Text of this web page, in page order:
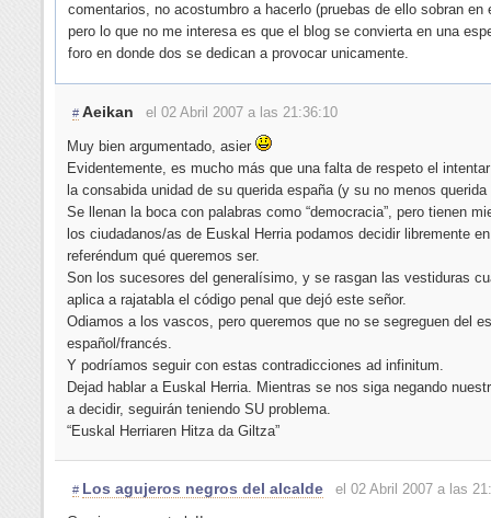
comentarios, no acostumbro a hacerlo (pruebas de ello sobran en
pero lo que no me interesa es que el blog se convierta en una
foro en donde dos se dedican a provocar unicamente.
# Aeikan el 02 Abril 2007 a las 21:36:10
Muy bien argumentado, asier
Evidentemente, es mucho más que una falta de respeto el
la consabida unidad de su querida españa (y su no menos querida
Se llenan la boca con palabras como “democracia”, pero tienen
los ciudadanos/as de Euskal Herria podamos decidir libremente
referéndum qué queremos ser.
Son los sucesores del generalísimo, y se rasgan las vestiduras
aplica a rajatabla el código penal que dejó este señor.
Odiamos a los vascos, pero queremos que no se segreguen del
español/francés.
Y podríamos seguir con estas contradicciones ad infinitum.
Dejad hablar a Euskal Herria. Mientras se nos siga negando
a decidir, seguirán teniendo SU problema.
“Euskal Herriaren Hitza da Giltza”
# Los agujeros negros del alcalde
el 02 Abril 2007 a las